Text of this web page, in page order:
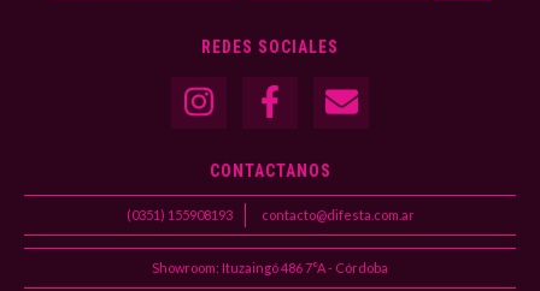
REDES SOCIALES
CONTACTANOS
(0351) 155908193 contacto@difesta.com.ar
Showroom: Ituzaingó 486 7°A - Córdoba